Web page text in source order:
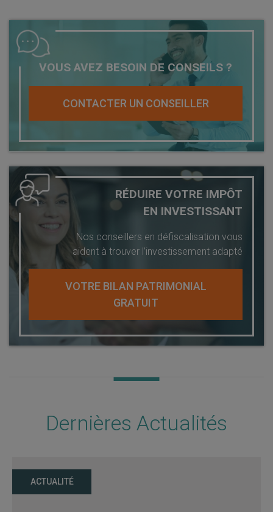
VOUS AVEZ BESOIN DE CONSEILS ?
CONTACTER UN CONSEILLER
RÉDUIRE VOTRE IMPÔT
EN INVESTISSANT
Nos conseillers en défiscalisation vous
aident à trouver l’investissement adapté
VOTRE BILAN PATRIMONIAL
GRATUIT
Dernières Actualités
ACTUALITÉ